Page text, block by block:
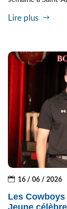
Lire plus
16 / 06 / 2026
Les Cowboys
Jeune